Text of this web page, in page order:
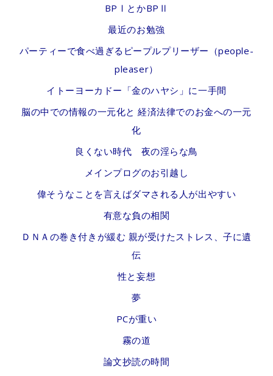
BPⅠとかBPⅡ
最近のお勉強
パーティーで食べ過ぎるピープルプリーザー（people-
pleaser）
イトーヨーカドー「金のハヤシ」に一手間
脳の中での情報の一元化と 経済法律でのお金への一元
化
良くない時代 夜の淫らな鳥
メインプログのお引越し
偉そうなことを言えばダマされる人が出やすい
有意な負の相関
ＤＮＡの巻き付きが緩む 親が受けたストレス、子に遺
伝
性と妄想
夢
PCが重い
霧の道
論文抄読の時間